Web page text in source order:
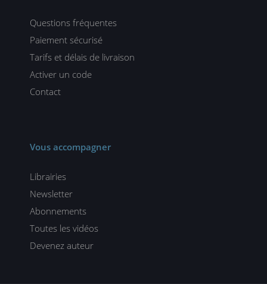
Questions fréquentes
Paiement sécurisé
Tarifs et délais de livraison
Activer un code
Contact
Vous accompagner
Librairies
Newsletter
Abonnements
Toutes les vidéos
Devenez auteur